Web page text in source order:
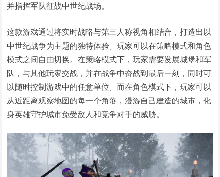
并指挥军队征战中世纪战场。
这款游戏通过将实时战略与第三人称视角相结合，打造出以
中世纪战争为主题的独特体验。玩家可以在策略模式和角色
模式之间自由切换。在策略模式下，玩家需要发展城堡和军
队，与其他玩家交战，并在战争中奋战到最后一刻，同时可
以随时控制游戏中的任意单位。而在角色模式下，玩家可以
从近距离观察地图的每一个角落，漫游自己建造的城市，化
身英雄守护城市免受敌人和竞争对手的威胁。